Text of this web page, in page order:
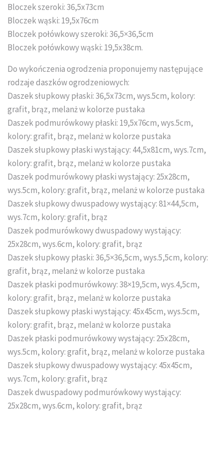
Układanie kostki brukowej
Bloczek szeroki: 36,5x73cm
Bloczek wąski: 19,5x76cm
Bloczek połówkowy szeroki: 36,5×36,5cm
Bloczek połówkowy wąski: 19,5x38cm.
Do wykończenia ogrodzenia proponujemy następujące
rodzaje daszków ogrodzeniowych:
Daszek słupkowy płaski: 36,5x73cm, wys.5cm, kolory:
grafit, brąz, melanż w kolorze pustaka
Daszek podmurówkowy płaski: 19,5x76cm, wys.5cm,
kolory: grafit, brąz, melanż w kolorze pustaka
Daszek słupkowy płaski wystający: 44,5x81cm, wys.7cm,
kolory: grafit, brąz, melanż w kolorze pustaka
Daszek podmurówkowy płaski wystający: 25x28cm,
wys.5cm, kolory: grafit, brąz, melanż w kolorze pustaka
Daszek słupkowy dwuspadowy wystający: 81×44,5cm,
wys.7cm, kolory: grafit, brąz
Daszek podmurówkowy dwuspadowy wystający:
25x28cm, wys.6cm, kolory: grafit, brąz
Daszek słupkowy płaski: 36,5×36,5cm, wys.5,5cm, kolory:
grafit, brąz, melanż w kolorze pustaka
Daszek płaski podmurówkowy: 38×19,5cm, wys.4,5cm,
kolory: grafit, brąz, melanż w kolorze pustaka
Daszek słupkowy płaski wystający: 45x45cm, wys.5cm,
kolory: grafit, brąz, melanż w kolorze pustaka
Daszek płaski podmurówkowy wystający: 25x28cm,
wys.5cm, kolory: grafit, brąz, melanż w kolorze pustaka
Daszek słupkowy dwuspadowy wystający: 45x45cm,
wys.7cm, kolory: grafit, brąz
Daszek dwuspadowy podmurówkowy wystający:
25x28cm, wys.6cm, kolory: grafit, brąz